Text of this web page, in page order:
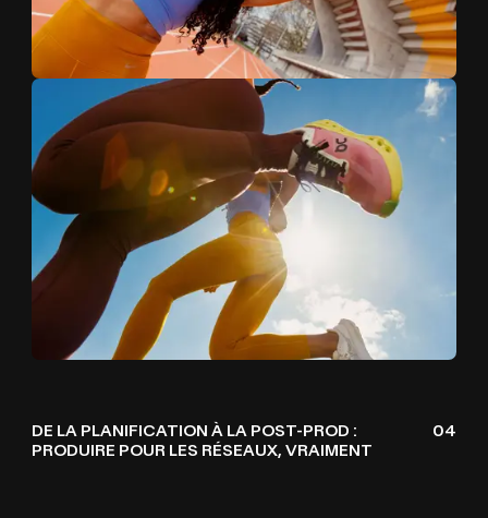
DE LA PLANIFICATION À LA POST-PROD :
PRODUIRE POUR LES RÉSEAUX, VRAIMENT
04